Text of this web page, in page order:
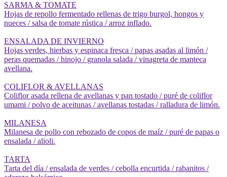
SARMA & TOMATE
Hojas de repollo fermentado rellenas de trigo burgol, hongos y
nueces / salsa de tomate rústica / arroz inflado.
ENSALADA DE INVIERNO
Hojas verdes, hierbas y espinaca fresca / papas asadas al limón /
peras quemadas / hinojo / granola salada / vinagreta de manteca
avellana.
COLIFLOR & AVELLANAS
Coliflor asada rellena de avellanas y pan tostado / puré de coliflor
umami / polvo de aceitunas / avellanas tostadas / ralladura de limón.
MILANESA
Milanesa de pollo con rebozado de copos de maíz / puré de papas o
ensalada / alioli.
TARTA
Tarta del día / ensalada de verdes / cebolla encurtida / rabanitos /